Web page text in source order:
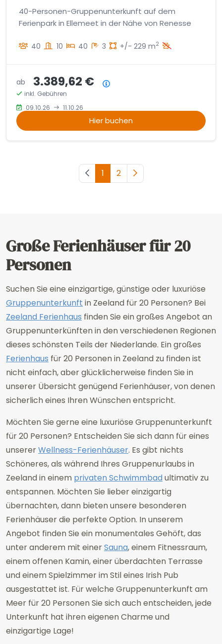
40-Personen-Gruppenunterkunft auf dem
Ferienpark in Ellemeet in der Nähe von Renesse
40 10 40 3 +/- 229 m2
ab 3.389,62 €
inkl. Gebühren
09.10.26
11.10.26
Hier buchen
Vorherige Seite
1 2 Nächste Seite
Große Ferienhäuser für 20
Personen
Suchen Sie eine einzigartige, günstige oder luxuriöse
Gruppenunterkunft in Zeeland für 20 Personen? Bei
Zeeland Ferienhaus finden Sie ein großes Angebot an
Gruppenunterkünften in den verschiedenen Regionen
dieses schönsten Teils der Niederlande. Ein großes
Ferienhaus für 20 Personen in Zeeland zu finden ist
nicht einfach, aber glücklicherweise finden Sie in
unserer Übersicht genügend Ferienhäuser, von denen
sicherlich eines Ihren Wünschen entspricht.
Möchten Sie gerne eine luxuriöse Gruppenunterkunft
für 20 Personen? Entscheiden Sie sich dann für eines
unsererWellness-Ferienhäuser. Es gibt nichts
Schöneres, als während Ihres Gruppenurlaubs in
Zeeland in einem privaten Schwimmbadultimativ zu
entspannen. Möchten Sie lieber einzigartig
übernachten, dann bieten unsere besonderen
Ferienhäuser die perfekte Option. In unserem
Angebot finden Sie ein monumentales Gehöft, das
unter anderem mit einerSauna, einem Fitnessraum,
einem offenen Kamin, einer überdachten Terrasse
und einem Spielzimmer im Stil eines Irish Pub
ausgestattet ist. Für welche Gruppenunterkunft am
Meer für 20 Personen Sie sich auch entscheiden, jede
Unterkunft hat ihren eigenen Charme und
einzigartige Lage!